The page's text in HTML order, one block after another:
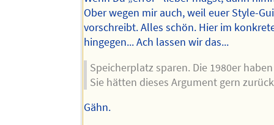
Ober wegen mir auch, weil euer Style-
vorschreibt. Alles schön. Hier im
hingegen... Ach lassen wir das...
Speicherplatz sparen. Die 1980er
Sie hätten dieses Argument gern
Gähn.